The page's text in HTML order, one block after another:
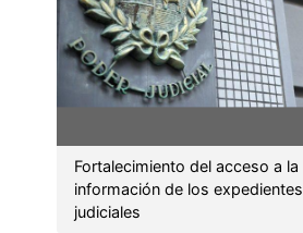
Fortalecimiento del acceso a la
información de los expedientes
judiciales